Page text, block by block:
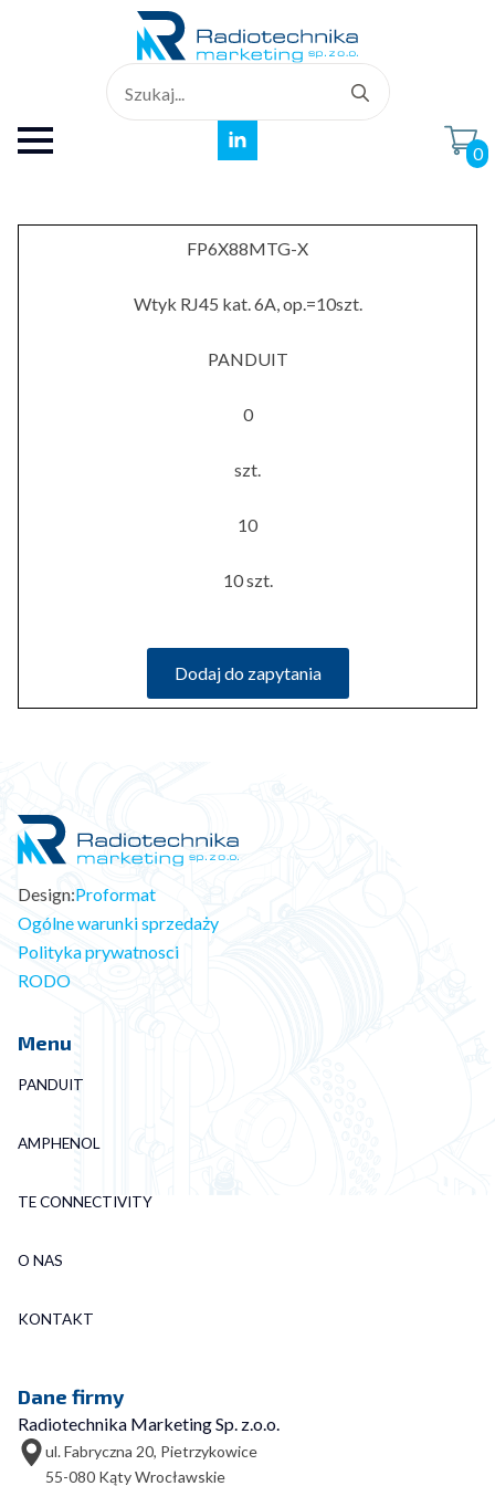
for:
0
FP6X88MTG-X
Wtyk RJ45 kat. 6A, op.=10szt.
PANDUIT
0
szt.
10
10 szt.
Dodaj do zapytania
Design:Proformat
Ogólne warunki sprzedaży
Polityka prywatnosci
RODO
Menu
PANDUIT
AMPHENOL
TE CONNECTIVITY
O NAS
KONTAKT
Dane firmy
Radiotechnika Marketing Sp. z.o.o.
ul. Fabryczna 20, Pietrzykowice
55-080 Kąty Wrocławskie